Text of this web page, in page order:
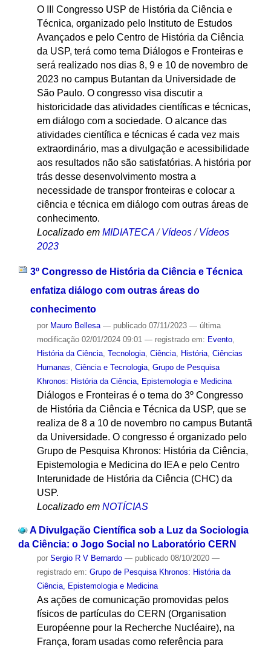
O III Congresso USP de História da Ciência e
Técnica, organizado pelo Instituto de Estudos
Avançados e pelo Centro de História da Ciência
da USP, terá como tema Diálogos e Fronteiras e
será realizado nos dias 8, 9 e 10 de novembro de
2023 no campus Butantan da Universidade de
São Paulo. O congresso visa discutir a
historicidade das atividades científicas e técnicas,
em diálogo com a sociedade. O alcance das
atividades científica e técnicas é cada vez mais
extraordinário, mas a divulgação e acessibilidade
aos resultados não são satisfatórias. A história por
trás desse desenvolvimento mostra a
necessidade de transpor fronteiras e colocar a
ciência e técnica em diálogo com outras áreas de
conhecimento.
Localizado em MIDIATECA /Vídeos /Vídeos
2023
3º Congresso de História da Ciência e Técnica
enfatiza diálogo com outras áreas do
conhecimento
por Mauro Bellesa — publicado07/11/2023 — última
modificação02/01/2024 09:01 — registrado em: Evento,
História da Ciência, Tecnologia, Ciência, História, Ciências
Humanas, Ciência e Tecnologia, Grupo de Pesquisa
Khronos: História da Ciência, Epistemologia e Medicina
Diálogos e Fronteiras é o tema do 3º Congresso
de História da Ciência e Técnica da USP, que se
realiza de 8 a 10 de novembro no campus Butantã
da Universidade. O congresso é organizado pelo
Grupo de Pesquisa Khronos: História da Ciência,
Epistemologia e Medicina do IEA e pelo Centro
Interunidade de História da Ciência (CHC) da
USP.
Localizado em NOTÍCIAS
A Divulgação Científica sob a Luz da Sociologia
da Ciência: o Jogo Social no Laboratório CERN
por Sergio R V Bernardo — publicado08/10/2020 —
registrado em: Grupo de Pesquisa Khronos: História da
Ciência, Epistemologia e Medicina
As ações de comunicação promovidas pelos
físicos de partículas do CERN (Organisation
Européenne pour la Recherche Nucléaire), na
França, foram usadas como referência para